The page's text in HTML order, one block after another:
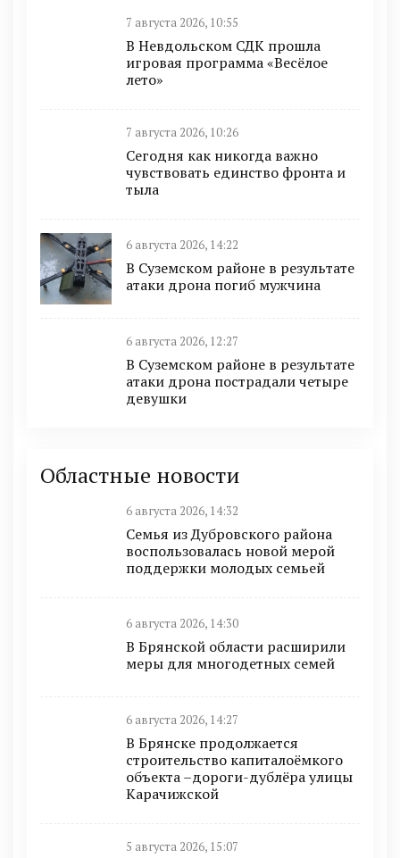
7 августа 2026, 10:55
В Невдольском СДК прошла
игровая программа «Весёлое
лето»
7 августа 2026, 10:26
Сегодня как никогда важно
чувствовать единство фронта и
тыла
6 августа 2026, 14:22
В Суземском районе в результате
атаки дрона погиб мужчина
6 августа 2026, 12:27
В Суземском районе в результате
атаки дрона пострадали четыре
девушки
Областные новости
6 августа 2026, 14:32
Семья из Дубровского района
воспользовалась новой мерой
поддержки молодых семьей
6 августа 2026, 14:30
В Брянской области расширили
меры для многодетных семей
6 августа 2026, 14:27
В Брянске продолжается
строительство капиталоёмкого
объекта –дороги-дублёра улицы
Карачижской
5 августа 2026, 15:07